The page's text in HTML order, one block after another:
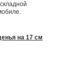
на 17 см